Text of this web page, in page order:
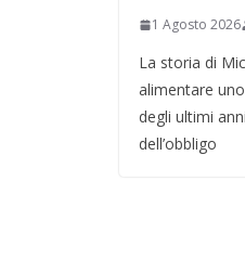
1 Agosto 2026
La storia di
alimentare
degli ultimi
dell’obbligo